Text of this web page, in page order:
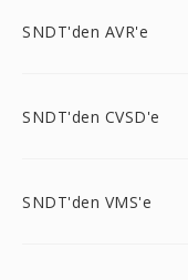
SNDT'den AVR'e
SNDT'den CVSD'e
SNDT'den VMS'e